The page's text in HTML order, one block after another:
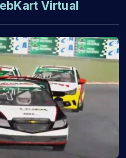
Virtual